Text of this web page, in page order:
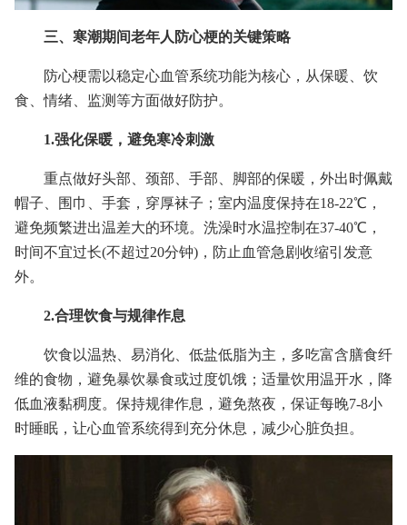
三、寒潮期间老年人防心梗的关键策略
防心梗需以稳定心血管系统功能为核心，从保暖、饮
食、情绪、监测等方面做好防护。
1.强化保暖，避免寒冷刺激
重点做好头部、颈部、手部、脚部的保暖，外出时佩戴
帽子、围巾、手套，穿厚袜子；室内温度保持在18-22℃，
避免频繁进出温差大的环境。洗澡时水温控制在37-40℃，
时间不宜过长(不超过20分钟)，防止血管急剧收缩引发意
外。
2.合理饮食与规律作息
饮食以温热、易消化、低盐低脂为主，多吃富含膳食纤
维的食物，避免暴饮暴食或过度饥饿；适量饮用温开水，降
低血液黏稠度。保持规律作息，避免熬夜，保证每晚7-8小
时睡眠，让心血管系统得到充分休息，减少心脏负担。